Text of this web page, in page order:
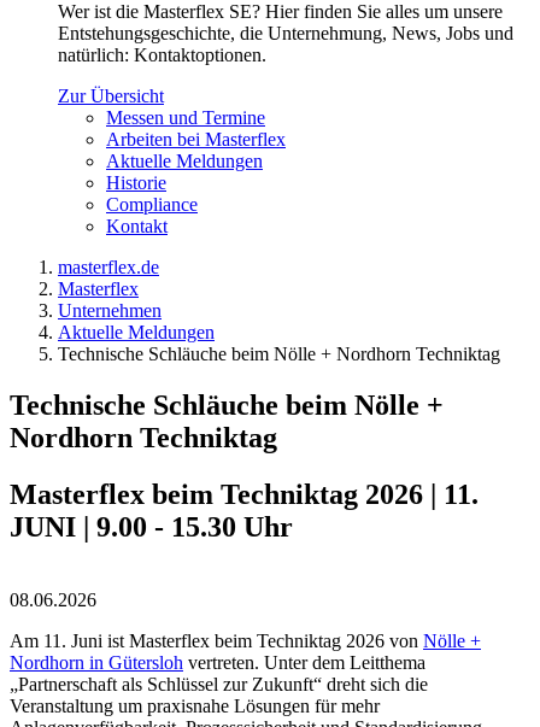
Wer ist die Masterflex SE? Hier finden Sie alles um unsere
Entstehungsgeschichte, die Unternehmung, News, Jobs und
natürlich: Kontaktoptionen.
Zur Übersicht
Messen und Termine
Arbeiten bei Masterflex
Aktuelle Meldungen
Historie
Compliance
Kontakt
masterflex.de
Masterflex
Unternehmen
Aktuelle Meldungen
Technische Schläuche beim Nölle + Nordhorn Techniktag
Technische Schläuche beim Nölle +
Nordhorn Techniktag
Masterflex beim Techniktag 2026 | 11.
JUNI | 9.00 - 15.30 Uhr
08.06.2026
Am 11. Juni ist Masterflex beim Techniktag 2026 von Nölle +
Nordhorn in Gütersloh vertreten. Unter dem Leitthema
„Partnerschaft als Schlüssel zur Zukunft“ dreht sich die
Veranstaltung um praxisnahe Lösungen für mehr